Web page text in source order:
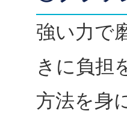
強い力で
きに負担
方法を身